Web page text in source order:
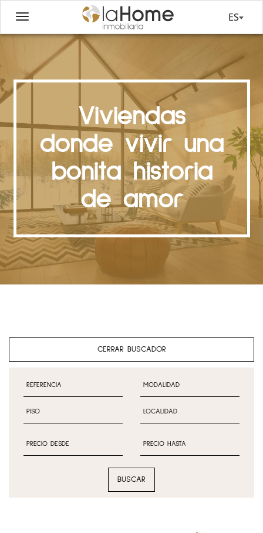
ES
Viviendas
donde vivir una
bonita historia
de amor
CERRAR BUSCADOR
BUSCAR